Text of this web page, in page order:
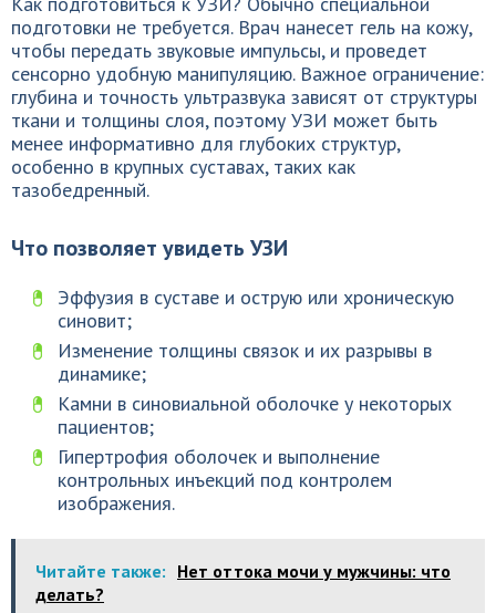
подготовки не требуется. Врач нанесет гель на кожу,
чтобы передать звуковые импульсы, и проведет
сенсорно удобную манипуляцию. Важное ограничение:
глубина и точность ультразвука зависят от структуры
ткани и толщины слоя, поэтому УЗИ может быть
менее информативно для глубоких структур,
особенно в крупных суставах, таких как
тазобедренный.
Что позволяет увидеть УЗИ
Эффузия в суставе и острую или хроническую
синовит;
Изменение толщины связок и их разрывы в
динамике;
Камни в синовиальной оболочке у некоторых
пациентов;
Гипертрофия оболочек и выполнение
контрольных инъекций под контролем
изображения.
Читайте также: Нет оттока мочи у мужчины: что
делать?